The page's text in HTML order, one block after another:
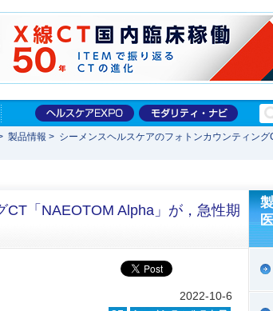
製品情報 > シーメンスヘルスケアのフォトンカウンティン
「NAEOTOM Alpha」が，急性期
2022-10-6